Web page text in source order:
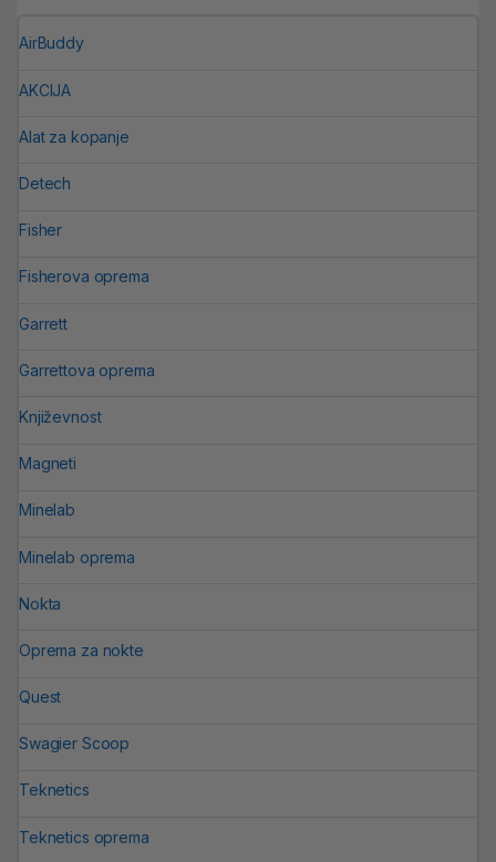
AirBuddy
AKCIJA
Alat za kopanje
Detech
Fisher
Fisherova oprema
Garrett
Garrettova oprema
Književnost
Magneti
Minelab
Minelab oprema
Nokta
Oprema za nokte
Quest
Swagier Scoop
Teknetics
Teknetics oprema